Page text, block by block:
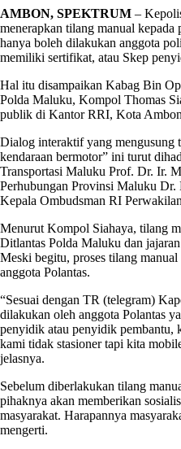
AMBON, SPEKTRUM –
menerapkan tilang manual
hanya boleh dilakukan anggota
memiliki sertifikat, atau Skep
Hal itu disampaikan Kabag Bin
Polda Maluku, Kompol Thomas
publik di Kantor RRI, Kota
Dialog interaktif yang mengusung
kendaraan bermotor” ini turut
Transportasi Maluku Prof. Dr. Ir.
Perhubungan Provinsi Maluku
Kepala Ombudsman RI
Menurut Kompol Siahaya, tilang
Ditlantas Polda Maluku dan
Meski begitu, proses tilang
anggota Polantas.
“Sesuai dengan TR (telegram)
dilakukan oleh anggota Polantas
penyidik atau penyidik pembantu,
kami tidak stasioner tapi kita
jelasnya.
Sebelum diberlakukan tilang
pihaknya akan memberikan
masyarakat. Harapannya
mengerti.